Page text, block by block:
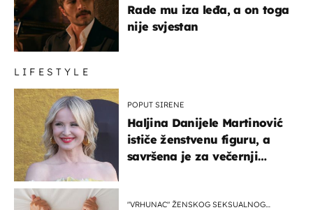
Rade mu iza leđa, a on toga
nije svjestan
LIFESTYLE
POPUT SIRENE
Haljina Danijele Martinović
ističe ženstvenu figuru, a
savršena je za večernji
"VRHUNAC" ŽENSKOG SEKSUALNOG